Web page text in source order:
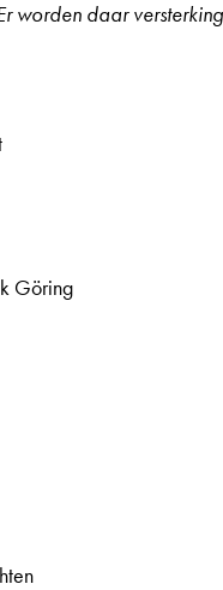
nr. 14, pagina 11
worden daar
Göring